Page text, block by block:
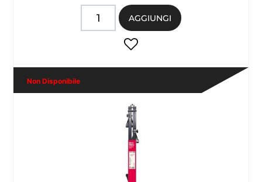
Quantità
AGGIUNGI
Non Disponibile